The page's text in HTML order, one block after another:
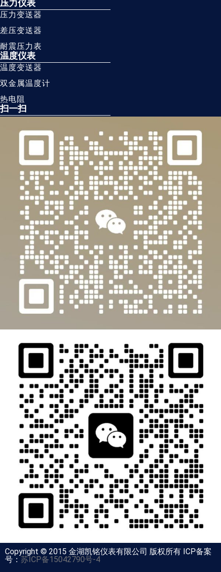
压力仪表
压力变送器
差压变送器
耐震压力表
温度仪表
温度变送器
双金属温度计
热电阻
扫一扫
Copyright © 2015 金湖凯铭仪表有限公司 版权所有 ICP备案
号： 苏ICP备15042790号-4